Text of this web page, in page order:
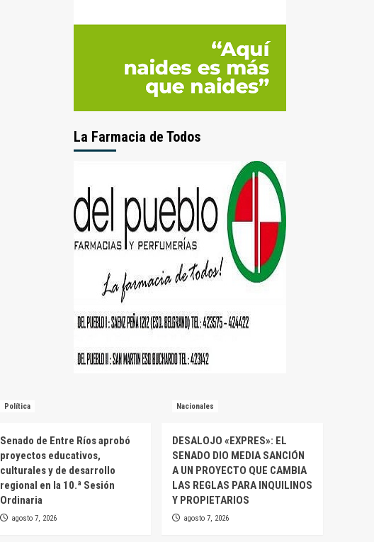
La Farmacia de Todos
Política
Senado de Entre Ríos aprobó
proyectos educativos,
culturales y de desarrollo
regional en la 10.ª Sesión
Ordinaria
agosto 7, 2026
Nacionales
DESALOJO «EXPRES»: EL
SENADO DIO MEDIA SANCIÓN
A UN PROYECTO QUE CAMBIA
LAS REGLAS PARA INQUILINOS
Y PROPIETARIOS
agosto 7, 2026